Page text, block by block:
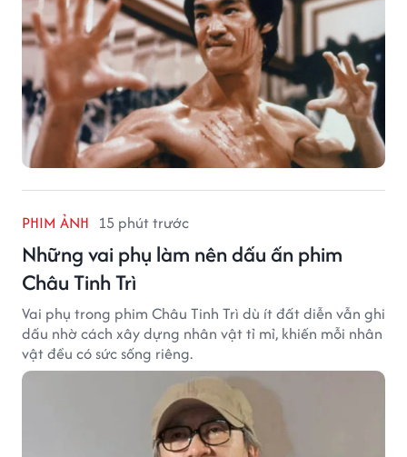
Những vai phụ làm nên dấu ấn phim
Châu Tinh Trì
Vai phụ trong phim Châu Tinh Trì dù ít đất diễn vẫn ghi
dấu nhờ cách xây dựng nhân vật tỉ mỉ, khiến mỗi nhân
vật đều có sức sống riêng.
51 phút trước
Google Maps bổ sung tính năng trợ lý ảo